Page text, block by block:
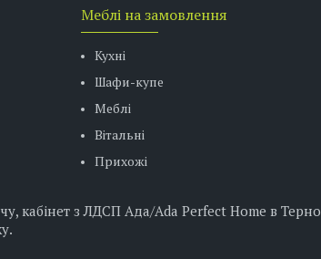
Меблі на замовлення
Кухні
Шафи-купе
Меблі
Вітальні
Прихожі
з ЛДСП Ада/Ada Perfect Home в